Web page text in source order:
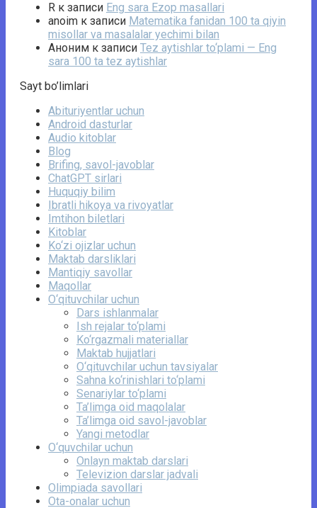
R к записи Eng sara Ezop masallari
anoim к записи Matematika fanidan 100 ta qiyin
misollar va masalalar yechimi bilan
Аноним к записи Tez aytishlar to‘plami — Eng
sara 100 ta tez aytishlar
Sayt bo’limlari
Abituriyentlar uchun
Android dasturlar
Audio kitoblar
Blog
Brifing, savol-javoblar
ChatGPT sirlari
Huquqiy bilim
Ibratli hikoya va rivoyatlar
Imtihon biletlari
Kitoblar
Ko‘zi ojizlar uchun
Maktab darsliklari
Mantiqiy savollar
Maqollar
O‘qituvchilar uchun
Dars ishlanmalar
Ish rejalar to‘plami
Ko‘rgazmali materiallar
Maktab hujjatlari
O‘qituvchilar uchun tavsiyalar
Sahna ko‘rinishlari to‘plami
Senariylar to‘plami
Ta’limga oid maqolalar
Ta’limga oid savol-javoblar
Yangi metodlar
O‘quvchilar uchun
Onlayn maktab darslari
Televizion darslar jadvali
Olimpiada savollari
Ota-onalar uchun